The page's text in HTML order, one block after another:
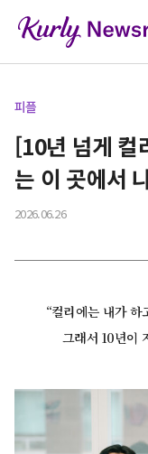
피플
[10년 넘게 컬
는 이 곳에서
2026.06.26
“컬리에는 내가 하
그래서 10년이